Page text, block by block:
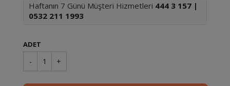
Haftanın 7 Günü Müşteri Hizmetleri 444 3 157 |
0532 211 1993
ADET
- 1 +